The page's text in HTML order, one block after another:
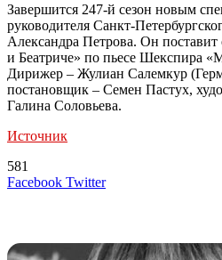
Завершится 247-й сезон новым
руководителя Санкт-
Александра Петрова. Он поставит
и Беатриче» по пьесе Шекспира
Дирижер – Жулиан Салемкур
постановщик – Семен Пастух,
Галина Соловьева.
Источник
581
Facebook TwitterLinkedIn
Tumblr
Reddit
Вконтакте
Одноклассники
Skype
Messenger
Messenger
WhatsApp
Telegram
Viber
Line
Поделиться
Печатать